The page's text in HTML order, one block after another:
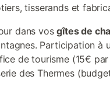
tisserands et
dans vosgîtes de
Participation à
de tourisme (15€
des Thermes